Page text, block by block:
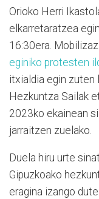
Orioko Herri
elkarretaratzea
16:30era.
eginiko protesten
itxialdia egin zuten
Hezkuntza Sailak
2023ko ekainean
jarraitzen zuelako.
Duela hiru urte
Gipuzkoako
eragina izango